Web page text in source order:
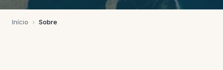
Início › Sobre